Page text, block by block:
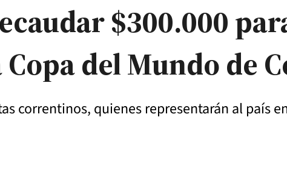
$300.000
del Mundo de
correntinos, quienes representarán al país